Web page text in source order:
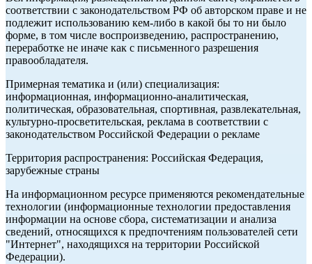
соответствии с законодательством РФ об авторском праве и не
подлежит использованию кем-либо в какой бы то ни было
форме, в том числе воспроизведению, распространению,
переработке не иначе как с письменного разрешения
правообладателя.
Примерная тематика и (или) специализация:
информационная, информационно-аналитическая,
политическая, образовательная, спортивная, развлекательная,
культурно-просветительская, реклама в соответствии с
законодательством Российской Федерации о рекламе
Территория распространения: Российская Федерация,
зарубежные страны
На информационном ресурсе применяются рекомендательные
технологии (информационные технологии предоставления
информации на основе сбора, систематизации и анализа
сведений, относящихся к предпочтениям пользователей сети
"Интернет", находящихся на территории Российской
Федерации).